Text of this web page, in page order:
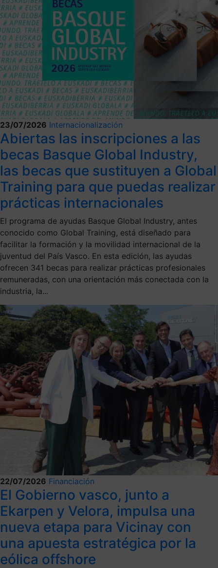
23/07/2026 Internacionalización
Abiertas las inscripciones a las
becas Basque Global Industry,
las becas que sustituyen a Global
Training para que puedas realizar
prácticas internacionales
El programa de ayudas Basque Global Industry, antes
conocido como Global Training, está diseñado para
facilitar la formación y la movilidad internacional de la
juventud del País Vasco. En esta edición, las ayudas
ofrecen 341 becas para realizar prácticas profesionales
remuneradas, con una orientación más conectada con la
industria, la...
22/07/2026 Financiación
El Gobierno vasco, junto a
Ekarpen y Velora, impulsa una
nueva etapa para Vicinay con
una apuesta estratégica por la
eólica offshore